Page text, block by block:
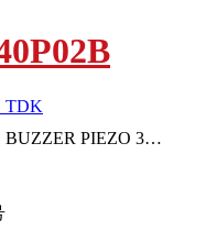
TDK
BUZZER PIEZO 3V 14MM RADIAL